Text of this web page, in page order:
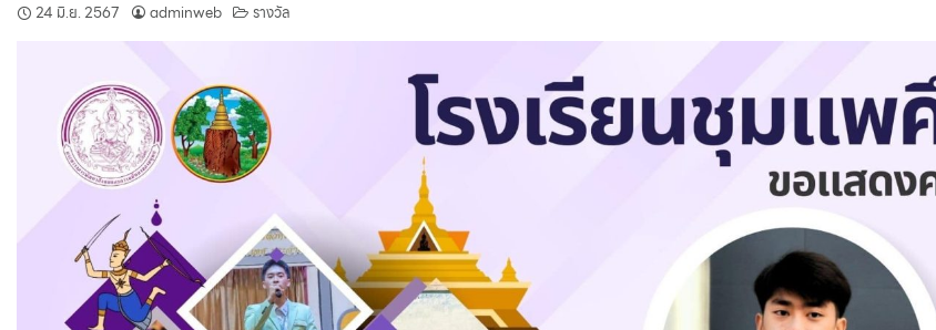
24 มิ.ย. 2567 adminweb รางวัล